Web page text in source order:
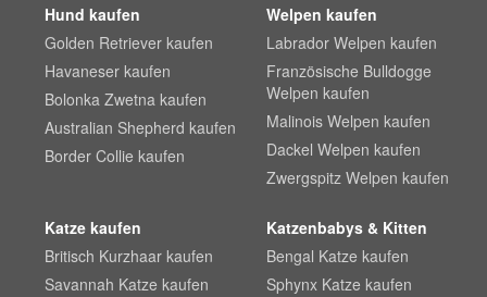
Hund kaufen
Golden Retriever kaufen
Havaneser kaufen
Bolonka Zwetna kaufen
Australian Shepherd kaufen
Border Collie kaufen
Welpen kaufen
Labrador Welpen kaufen
Französische Bulldogge
Welpen kaufen
Malinois Welpen kaufen
Dackel Welpen kaufen
Zwergspitz Welpen kaufen
Katze kaufen
Britisch Kurzhaar kaufen
Savannah Katze kaufen
Katzenbabys & Kitten
Bengal Katze kaufen
Sphynx Katze kaufen